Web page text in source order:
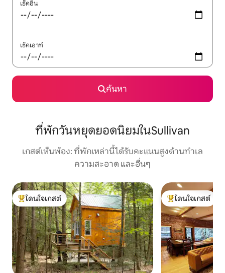
เช็คอิน
เช็คเอาท์
ค้นหา
ที่พักวันหยุดยอดนิยมในSullivan
เกสต์เห็นพ้อง: ที่พักเหล่านี้ได้รับคะแนนสูงด้านทำเล
ความสะอาด และอื่นๆ
โดนใจเกสต์ที่สุด
โดนใจเกสต์
โดนใจเกสต์ที่สุด
โดนใจเกสต์